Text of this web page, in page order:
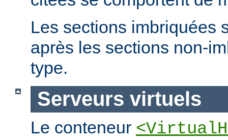
Les sections imbriquées
après les sections non-
type.
Serveurs virtuels
Le conteneur